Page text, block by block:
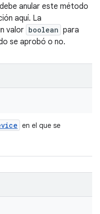
anular este método
aquí. La
valor boolean para
se aprobó o no.
en el que se